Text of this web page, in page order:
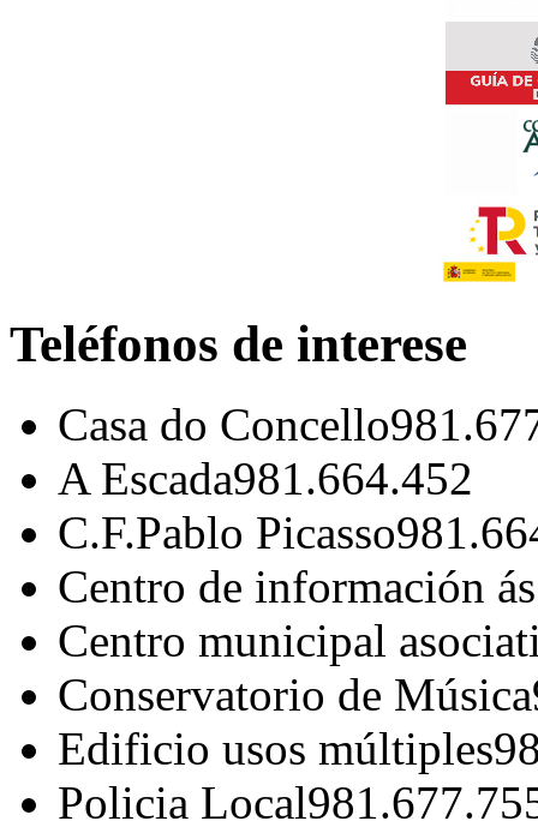
Teléfonos de interese
Casa do Concello
A Escada981.664.452
C.F.Pablo Picasso
Centro de información
Centro municipal
Conservatorio de Música
Edificio usos múltiples
Policia Local